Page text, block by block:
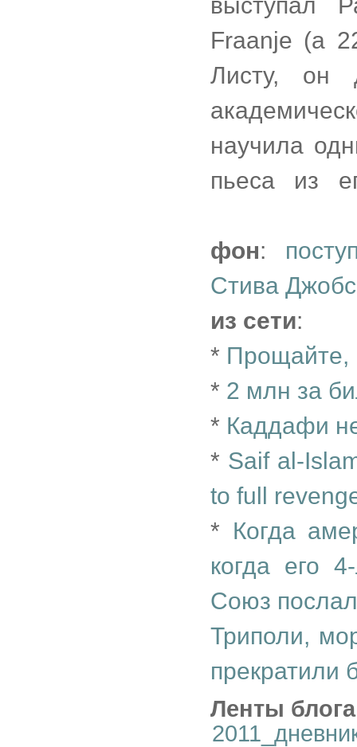
Fraanje (а
Листу, он
научила
пьеса из
фон:
Стива
из сети:
* Прощайте,
* 2 млн за
* Каддафи
* Saif al-
to full
* Когда
когда его
Союз
Триполи,
прекратили
Ленты